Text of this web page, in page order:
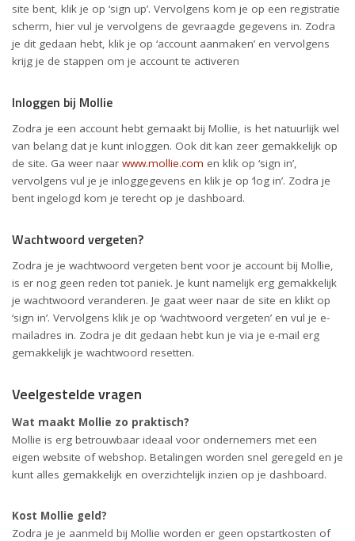
site bent, klik je op ‘sign up’. Vervolgens kom je op een registratie
scherm, hier vul je vervolgens de gevraagde gegevens in. Zodra
je dit gedaan hebt, klik je op ‘account aanmaken’ en vervolgens
krijg je de stappen om je account te activeren
Inloggen bij Mollie
Zodra je een account hebt gemaakt bij Mollie, is het natuurlijk wel
van belang dat je kunt inloggen. Ook dit kan zeer gemakkelijk op
de site. Ga weer naar www.mollie.com en klik op ‘sign in’,
vervolgens vul je je inloggegevens en klik je op ‘log in’. Zodra je
bent ingelogd kom je terecht op je dashboard.
Wachtwoord vergeten?
Zodra je je wachtwoord vergeten bent voor je account bij Mollie,
is er nog geen reden tot paniek. Je kunt namelijk erg gemakkelijk
je wachtwoord veranderen. Je gaat weer naar de site en klikt op
‘sign in’. Vervolgens klik je op ‘wachtwoord vergeten’ en vul je e-
mailadres in. Zodra je dit gedaan hebt kun je via je e-mail erg
gemakkelijk je wachtwoord resetten.
Veelgestelde vragen
Wat maakt Mollie zo praktisch?
Mollie is erg betrouwbaar ideaal voor ondernemers met een
eigen website of webshop. Betalingen worden snel geregeld en je
kunt alles gemakkelijk en overzichtelijk inzien op je dashboard.
Kost Mollie geld?
Zodra je je aanmeld bij Mollie worden er geen opstartkosten of